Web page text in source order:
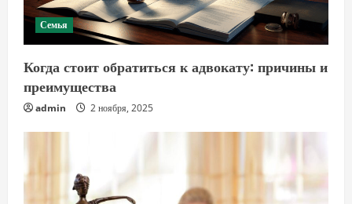
Семья
Когда стоит обратиться к адвокату: причины и
преимущества
admin 2 ноября, 2025